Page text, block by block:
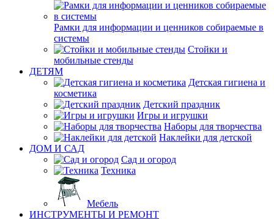
Рамки для информации и ценников собираемые в
системы
Стойки и
мобильные стенды
ДЕТЯМ
Детская гигиена и
косметика
Детский праздник
Игры и игрушки
Наборы для творчества
Наклейки для детской
ДОМ И САД
Сад и огород
Техника
Мебель
ИНСТРУМЕНТЫ И РЕМОНТ